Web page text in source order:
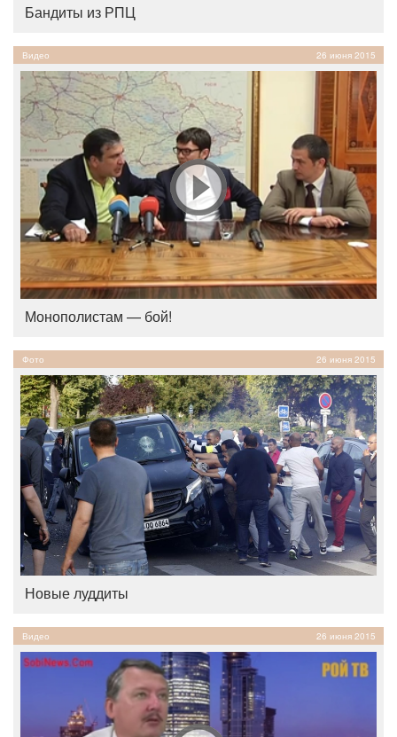
Бандиты из РПЦ
Видео 26 июня 2015
Монополистам — бой!
Фото 26 июня 2015
Новые луддиты
Видео 26 июня 2015